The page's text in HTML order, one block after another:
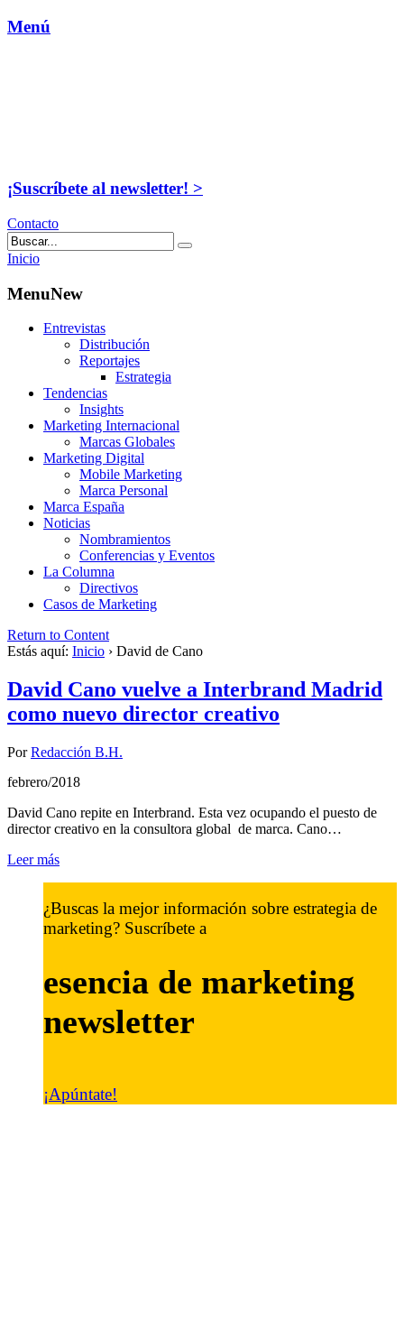
Menú
¡Suscríbete al newsletter! >
Contacto
Inicio
MenuNew
Entrevistas
Distribución
Reportajes
Estrategia
Tendencias
Insights
Marketing Internacional
Marcas Globales
Marketing Digital
Mobile Marketing
Marca Personal
Marca España
Noticias
Nombramientos
Conferencias y Eventos
La Columna
Directivos
Casos de Marketing
Return to Content
Estás aquí: Inicio › David de Cano
David Cano vuelve a Interbrand Madrid
como nuevo director creativo
PorRedacción B.H.
febrero/2018
David Cano repite en Interbrand. Esta vez ocupando el puesto de
director creativo en la consultora global de marca. Cano…
Leer más
¿Buscas la mejor información sobre estrategia de
marketing? Suscríbete a
esencia de marketing
newsletter
¡Apúntate!